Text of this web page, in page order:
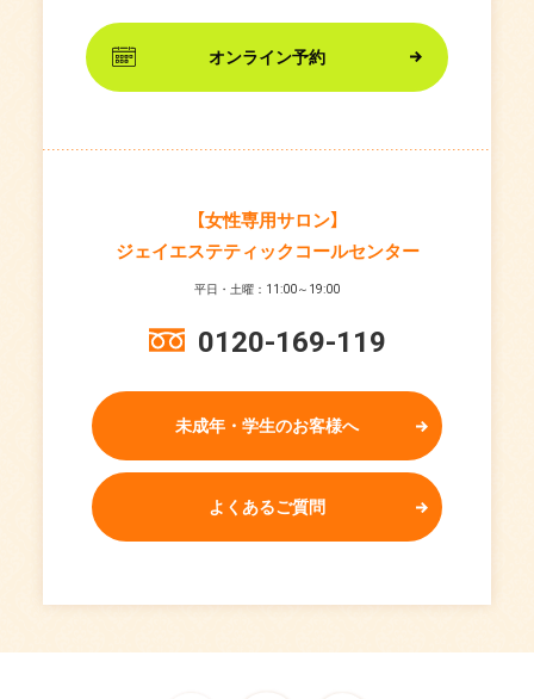
オンライン予約
【女性専用サロン】
ジェイエステティックコールセンター
平日・土曜：11:00～19:00
0120-169-119
未成年・学生のお客様へ
よくあるご質問